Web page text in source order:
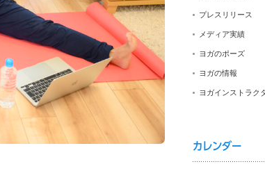
プレスリリース
メディア実績
ヨガのポーズ
ヨガの情報
ヨガインストラク
カレンダー